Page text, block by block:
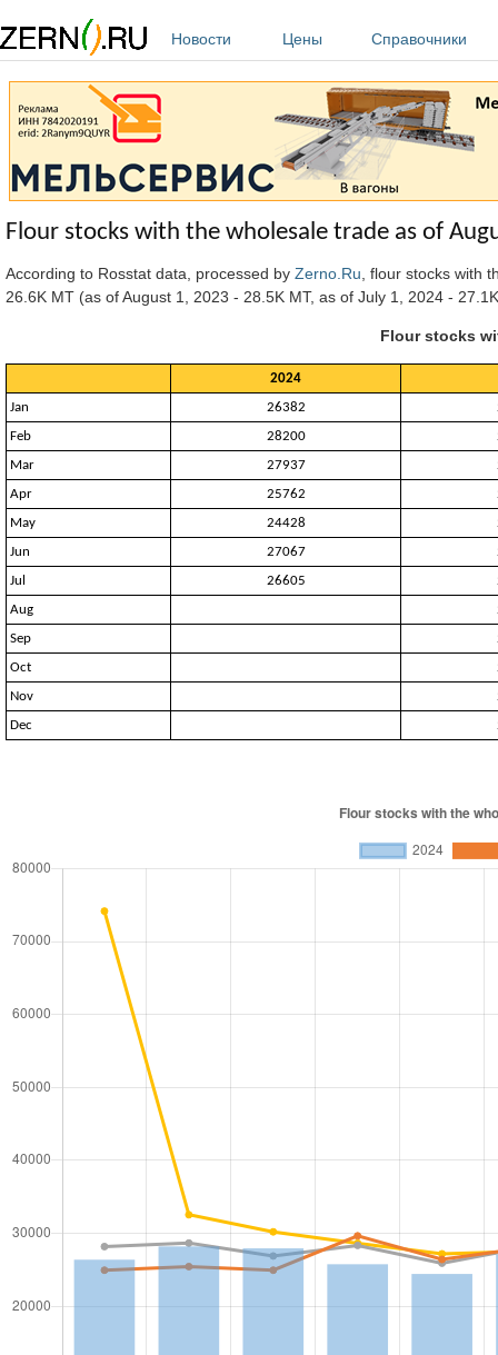
Новости
Цены Справочники
Flour stocks with the wholesale trade as of
According to Rosstat data, processed by Zerno.Ru , flour stocks with
26.6K MT (as of August 1, 2023 - 28.5K MT, as of July 1, 2024 -
Flour stocks
2024
Jan
26382
Feb
28200
Mar
27937
Apr
25762
May
24428
Jun
27067
Jul
26605
Aug
Sep
Oct
Nov
Dec